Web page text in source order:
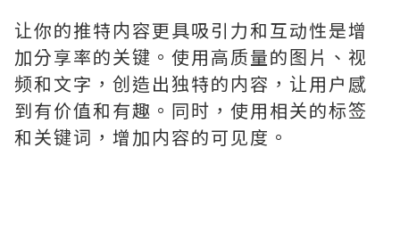
让你的推特内容更具吸引力和互动性是增
加分享率的关键。使用高质量的图片、视
频和文字，创造出独特的内容，让用户感
到有价值和有趣。同时，使用相关的标签
和关键词，增加内容的可见度。